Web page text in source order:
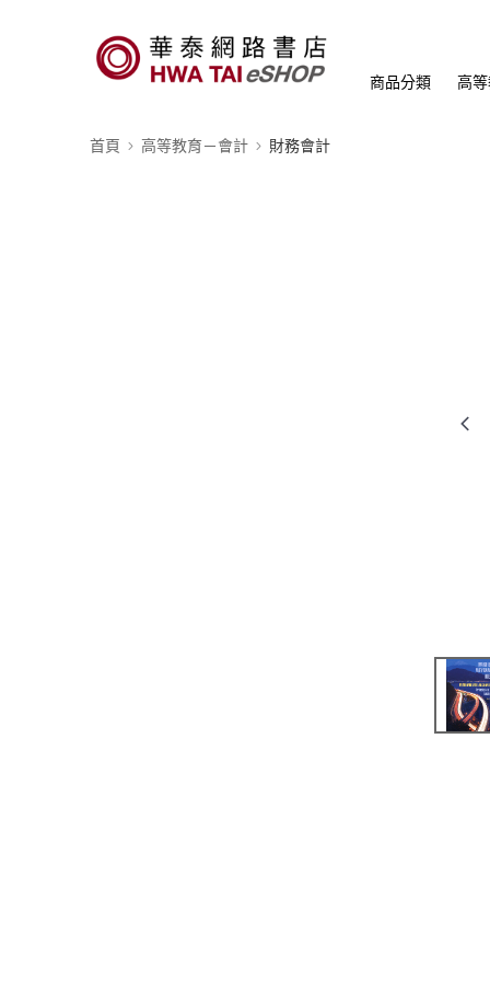
商品分類 高
首頁 高等教育－會計 財務會計